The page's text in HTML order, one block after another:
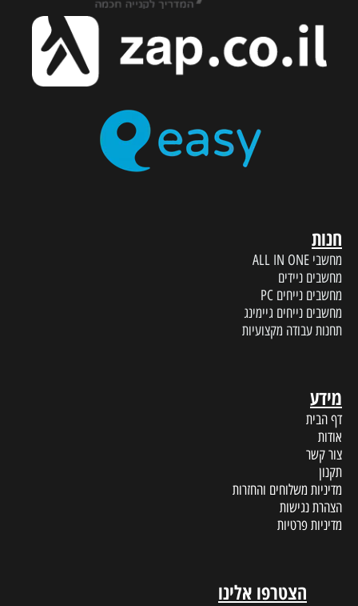
חנות
מחשבי ALL IN ONE
מחשבים ניידים
מחשבים נייחים PC
מחשבים נייחים גיימינג
תחנות עבודה מקצועיות
מידע
דף הבית
אודות
צור קשר
תקנון
מדיניות משלוחים והחזרות
הצהרת נגישות
מדיניות פרטיות
הצטרפו אלינו